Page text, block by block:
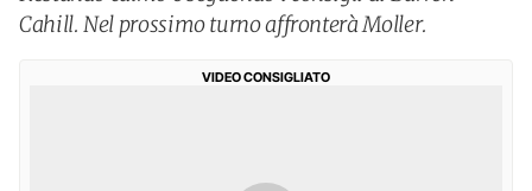
Cahill. Nel prossimo turno affronterà Moller.
VIDEO CONSIGLIATO